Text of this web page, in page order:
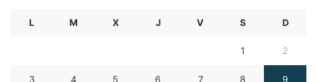
L M X J V S D
1 2
3 4 5 6 7 8 9